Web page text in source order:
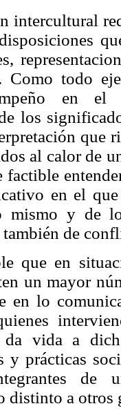
intercultural
Como todo
en el
los
que
al calor de
factible
en el
mismo y de
también de
que en
un mayor
en lo
vida a
y prácticas
de
distinto a otros